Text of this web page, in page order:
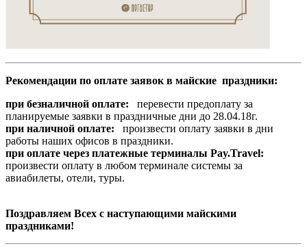
Рекомендации по оплате заявок в майские праздники:
при безналичной оплате: перевести предоплату за
планируемые заявки в праздничные дни до 28.04.18г.
при наличной оплате: произвести оплату заявки в дни
работы наших офисов в праздники.
при оплате через платежные терминалы Pay.Travel:
произвести оплату в любом терминале системы за
авиабилеты, отели, туры.
Поздравляем Всех с наступающими майскими
праздниками!